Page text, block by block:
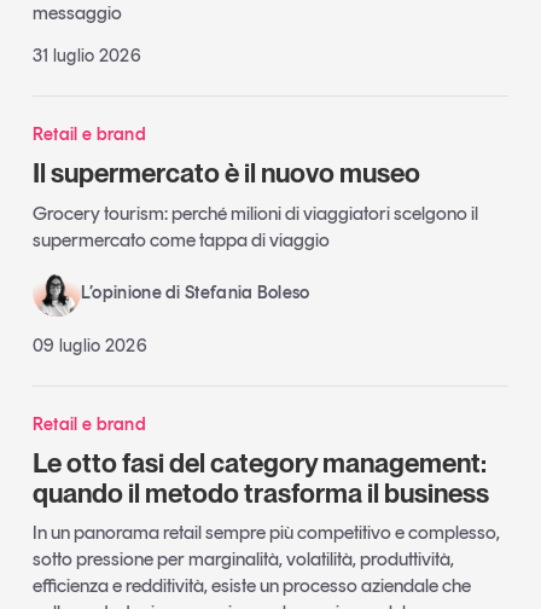
messaggio
31 luglio 2026
Retail e brand
Il supermercato è il nuovo museo
Grocery tourism: perché milioni di viaggiatori scelgono il
supermercato come tappa di viaggio
L’opinione di Stefania Boleso
09 luglio 2026
Retail e brand
Le otto fasi del category management:
quando il metodo trasforma il business
In un panorama retail sempre più competitivo e complesso,
sotto pressione per marginalità, volatilità, produttività,
efficienza e redditività, esiste un processo aziendale che